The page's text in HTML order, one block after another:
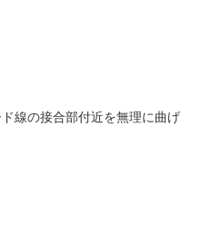
線の接合部付近を無理に曲げ